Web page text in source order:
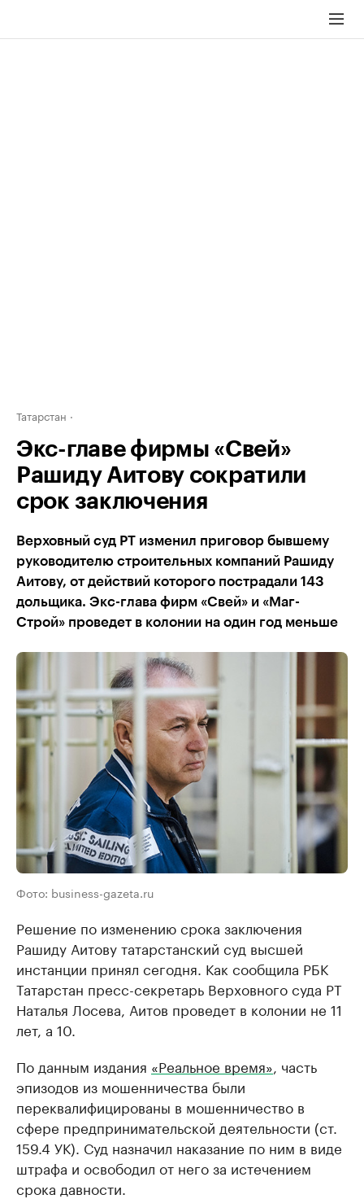
Татарстан
Экс-главе фирмы «Свей»
Рашиду Аитову сократили
срок заключения
Верховный суд РТ изменил приговор бывшему
руководителю строительных компаний Рашиду
Аитову, от действий которого пострадали 143
дольщика. Экс-глава фирм «Свей» и «Маг-
Строй» проведет в колонии на один год меньше
Фото: business-gazeta.ru
Решение по изменению срока заключения
Рашиду Аитову татарстанский суд высшей
инстанции принял сегодня. Как сообщила РБК
Татарстан пресс-секретарь Верховного суда РТ
Наталья Лосева, Аитов проведет в колонии не 11
лет, а 10.
По данным издания «Реальное время» , часть
эпизодов из мошенничества были
переквалифицированы в мошенничество в
сфере предпринимательской деятельности (ст.
159.4 УК). Суд назначил наказание по ним в виде
штрафа и освободил от него за истечением
срока давности.